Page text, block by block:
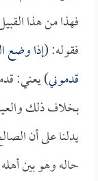
فهذا من هذا
فقوله: (إذا وضع
قدموني) يعني:
بخلاف ذلك
يدلنا على أن
حاله وهو بين